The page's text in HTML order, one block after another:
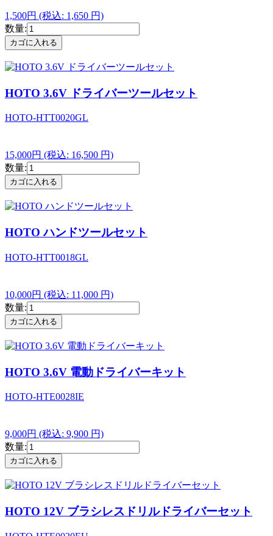
1,500円 (税込: 1,650 円)
数量:
HOTO 3.6V ドライバーツールセット
HOTO-HTT0020GL
15,000円 (税込: 16,500 円)
数量:
HOTO ハンドツールセット
HOTO-HTT0018GL
10,000円 (税込: 11,000 円)
数量:
HOTO 3.6V 電動ドライバーキット
HOTO-HTE0028IE
9,000円 (税込: 9,900 円)
数量:
HOTO 12V ブラシレスドリルドライバーセット